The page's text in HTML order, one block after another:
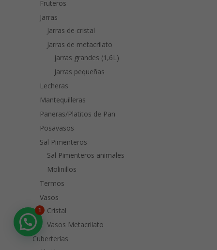
Fruteros
Jarras
Jarras de cristal
Jarras de metacrilato
jarras grandes (1,6L)
Jarras pequeñas
Lecheras
Mantequilleras
Paneras/Platitos de Pan
Posavasos
Sal Pimenteros
Sal Pimenteros animales
Molinillos
Termos
Vasos
Cristal
Vasos Metacrilato
Cuberterías
1